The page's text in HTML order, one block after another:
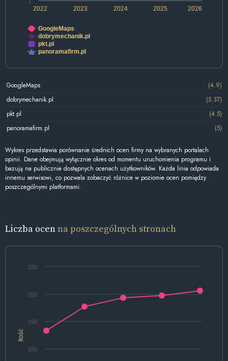
2022 2024 2026
2023 2025
GoogleMaps
dobrymechanik.pl
pkt.pl
panoramafirm.pl
GoogleMaps
(4.9)
dobrymechanik.pl
(5.37)
pkt.pl
(4.5)
panoramafirm.pl
(5)
Wykres przedstawia porównanie średnich ocen firmy na wybranych portalach
opinii. Dane obejmują wyłącznie okres od momentu uruchomienia programu i
bazują na publicznie dostępnych ocenach użytkowników. Każda linia odpowiada
innemu serwisowi, co pozwala zobaczyć różnice w poziomie ocen pomiędzy
poszczególnymi platformami.
Liczba ocenna poszczególnych stronach
Ilość
100
150
200
250